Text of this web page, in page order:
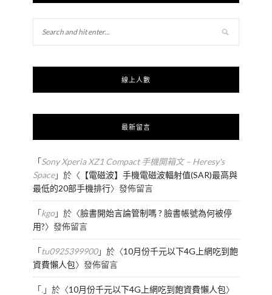
線上人數
最新留言
「Sony Xperia XZ1 Compact 手機開箱文 – Heresy's
Space」於〈 【電磁波】手機電磁波輻射值(SAR)最高與
最低的20部手機排行〉發佈留言
「kgo」於〈臉書開始言論管制嗎 ? 臉書帳號為何被停
用?〉發佈留言
「tu0925399900」於〈10月份千元以下4G上網吃到飽
資費懶人包〉發佈留言
「.」於〈10月份千元以下4G上網吃到飽資費懶人包〉